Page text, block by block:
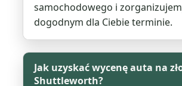
samochodowego i
dogodnym dla Ciebie terminie.
Jak uzyskać wycenę auta na
Shuttleworth?